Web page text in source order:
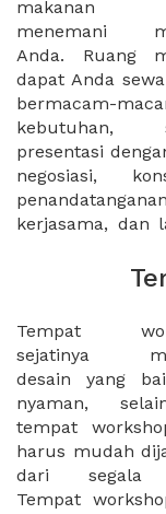
makanan
menemani
Anda. Ruang
dapat Anda
bermacam-
kebutuhan,
presentasi
negosiasi,
penandatanganan
kerjasama, dan
kebutuhan
Sewa meeting
XWORK
meeting Anda
membuat
puas dengan
Tempat
sejatinya
desain yang
nyaman,
tempat
harus mudah
dari segala
Tempat
dipesan sesuai
peserta
workshop anda
cemerlang
tempat
XWORK,
dapat
tempat